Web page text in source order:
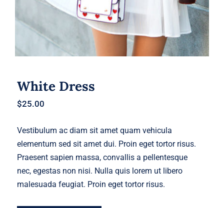
White Dress
$25.00
Vestibulum ac diam sit amet quam vehicula
elementum sed sit amet dui. Proin eget tortor risus.
Praesent sapien massa, convallis a pellentesque
nec, egestas non nisi. Nulla quis lorem ut libero
malesuada feugiat. Proin eget tortor risus.